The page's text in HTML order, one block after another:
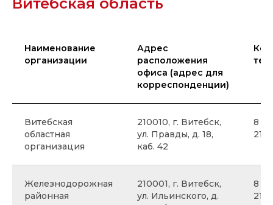
Наименование
организации
Адрес
расположения
офиса (адрес для
корреспонденции)
Витебская
областная
организация
210010, г. Витебск,
ул. Правды, д. 18,
каб. 42
8
21
Железнодорожная
районная
210001, г. Витебск,
ул. Ильинского, д.
8
21